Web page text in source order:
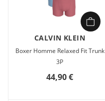
CALVIN KLEIN
Boxer Homme Relaxed Fit Trunk
3P
44,90 €